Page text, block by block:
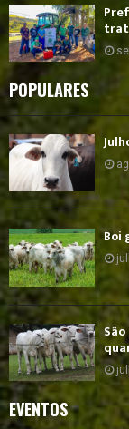
POPULARES
Boi
EVENTOS